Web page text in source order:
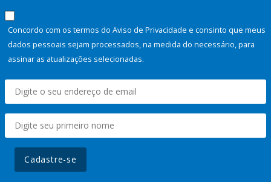
Concordo com os termos do Aviso de Privacidade e consinto que meus
dados pessoais sejam processados, na medida do necessário, para
assinar as atualizações selecionadas.
Cadastre-se